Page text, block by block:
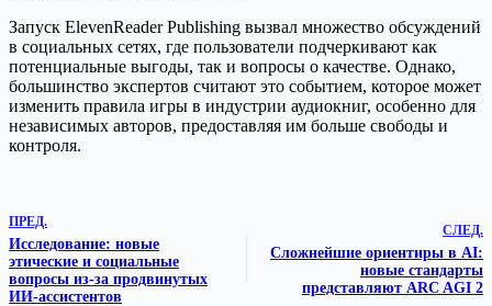
Запуск ElevenReader Publishing вызвал множество обсуждений
в социальных сетях, где пользователи подчеркивают как
потенциальные выгоды, так и вопросы о качестве. Однако,
большинство экспертов считают это событием, которое может
изменить правила игры в индустрии аудиокниг, особенно для
независимых авторов, предоставляя им больше свободы и
контроля.
ПРЕД.
Исследование: новые
этические и социальные
вопросы из-за продвинутых
ИИ-ассистентов
СЛЕД.
Сложнейшие ориентиры в AI:
новые стандарты
представляют ARC AGI 2